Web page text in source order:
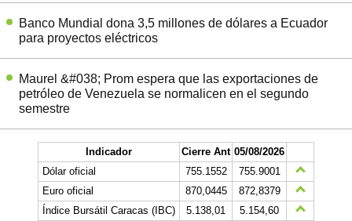
Banco Mundial dona 3,5 millones de dólares a Ecuador
para proyectos eléctricos
Maurel &#038; Prom espera que las exportaciones de
petróleo de Venezuela se normalicen en el segundo
semestre
Indicador Cierre Ant 05/08/2026
Dólar oficial
755.1552
755.9001
Euro oficial
870,0445
872,8379
Índice Bursátil Caracas (IBC)
5.138,01
5.154,60